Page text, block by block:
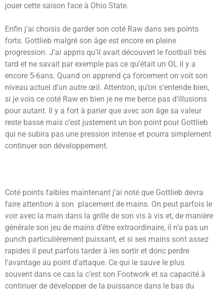
jouer cette saison face à Ohio State.
Enfin j’ai choisis de garder son coté Raw dans ses points
forts. Gottlieb malgré son âge est encore en pleine
progression. J’ai appris qu’il avait découvert le football très
tard et ne savait par exemple pas ce qu’était un OL il y a
encore 5-6ans. Quand on apprend ça forcement on voit son
niveau actuel d’un autre œil. Attention, qu’on s’entende bien,
si je vois ce coté Raw en bien je ne me berce pas d’illusions
pour autant. Il y a fort à parier que avec son âge sa valeur
reste basse mais c’est justement un bon point pour Gottlieb
qui ne subira pas une pression intense et pourra simplement
continuer son développement.
Coté points faibles maintenant j’ai noté que Gottlieb devra
faire attention à son placement de mains. On peut parfois le
voir avec la main dans la grille de son vis à vis et, de manière
générale son jeu de mains d’être extraordinaire, il n’a pas un
punch particulièrement puissant, et si ses mains sont assez
rapides il peut parfois tarder à les sortir et donc perdre
l’avantage au point d’attaque. Ce qui le sauve le plus
souvent dans ce cas la c’est son Footwork et sa capacité à
continuer de développer de la puissance dans le bas du